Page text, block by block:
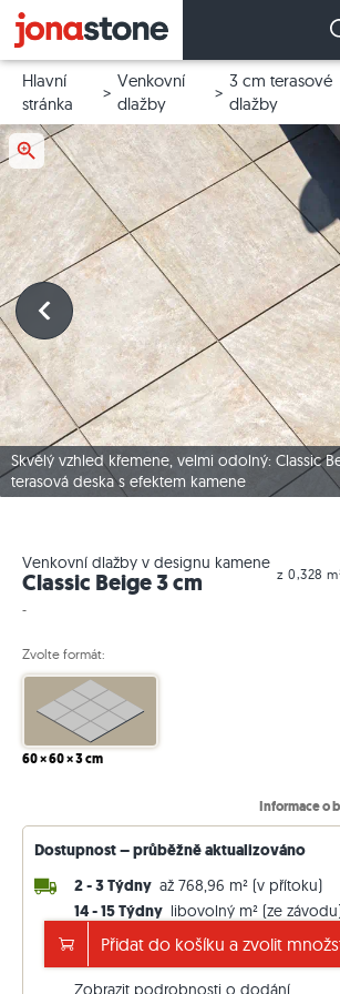
Hlavní
stránka
Venkovní
dlažby
3 cm terasové
dlažby
Skvělý vzhled křemene, velmi odolný: Classic
terasová deska s efektem kamene
Venkovní dlažby v designu kamene
Classic Beige 3 cm
-
z 0,328
Zvolte formát:
60 × 60 × 3 cm
Informace o
Dostupnost – průběžně aktualizováno
2 - 3 Týdny až 768,96 m² (v přítoku)
14 - 15 Týdny libovolný m² (ze
Doprava zdarma od 130.000 Kč
Zobrazit podrobnosti o dodání
Přidat do košíku a zvolit